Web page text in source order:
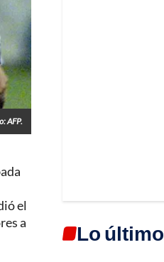
AFP.
el
a
Lo último